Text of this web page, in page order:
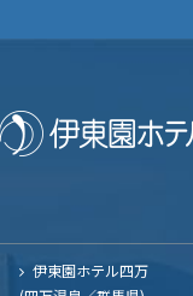
伊東園ホテル四万